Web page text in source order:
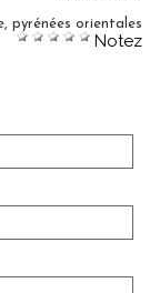
, pyrénées orientales
Notez